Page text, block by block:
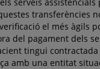
transferències
el més àgils
del pagament dels
tingui
amb una entitat